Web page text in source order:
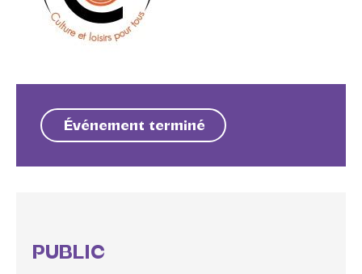
Événement terminé
PUBLIC